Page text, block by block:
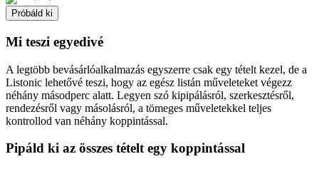
Próbáld ki
Mi teszi egyedivé
A legtöbb bevásárlóalkalmazás egyszerre csak egy tételt kezel, de a
Listonic lehetővé teszi, hogy az egész listán műveleteket végezz
néhány másodperc alatt. Legyen szó kipipálásról, szerkesztésről,
rendezésről vagy másolásról, a tömeges műveletekkel teljes
kontrollod van néhány koppintással.
Pipáld ki az összes tételt egy koppintással